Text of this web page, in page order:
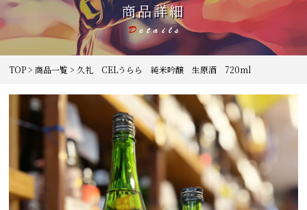
商品詳細
TOP>商品一覧 > 久礼 CELうらら 純米吟醸 生原酒 720ml